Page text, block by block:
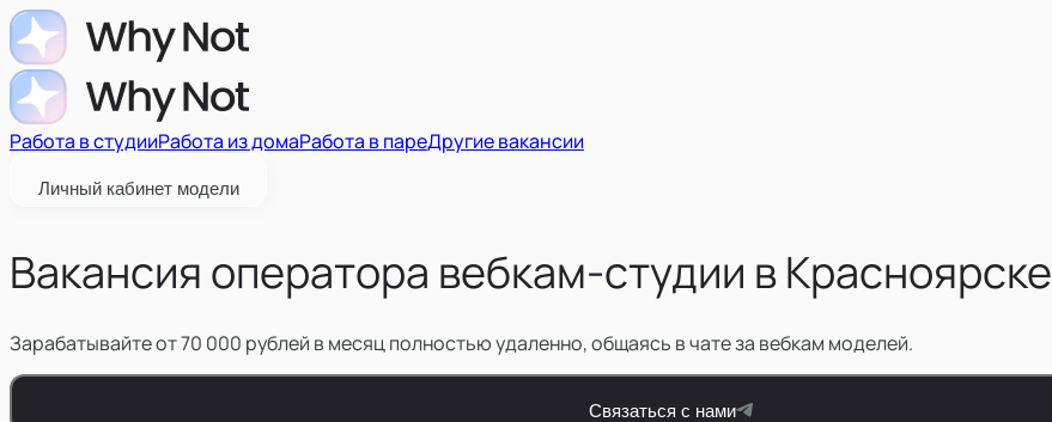
Работа в студииРабота из домаРабота в пареДругие вакансии
Личный кабинет модели
Вакансия оператора вебкам-студии в Красноярске
Зарабатывайте от 70 000 рублей в месяц полностью удаленно, общаясь в чате за вебкам моделей.
Связаться с нами